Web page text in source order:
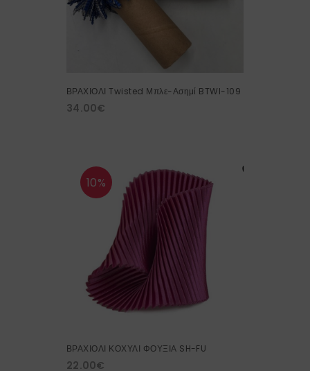
ΒΡΑΧΙΟΛΙ Twisted Μπλε-Ασημί BTWI-109
34.00€
10%
ΒΡΑΧΙΟΛΙ ΚΟΧΥΛΙ ΦΟΥΞΙΑ SH-FU
22.00€